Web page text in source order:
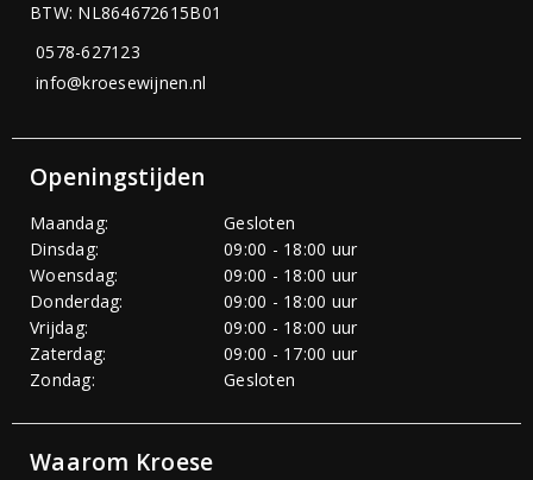
BTW: NL864672615B01
0578-627123
info@kroesewijnen.nl
Openingstijden
Maandag:
Gesloten
Dinsdag:
09:00 - 18:00 uur
Woensdag:
09:00 - 18:00 uur
Donderdag:
09:00 - 18:00 uur
Vrijdag:
09:00 - 18:00 uur
Zaterdag:
09:00 - 17:00 uur
Zondag:
Gesloten
Waarom Kroese